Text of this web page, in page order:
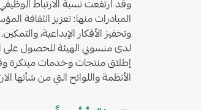
المبادرات منها: تعزيز الثقافة
وتحفيز الأفكار الإبداعية،
لدى منسوبي الهيئة للحصول على
إطلاق منتجات وخدمات مبتكرة
الأنظمة واللوائح التي من شأنها